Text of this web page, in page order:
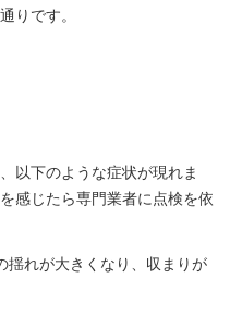
りです。
以下のような症状が現れま
感じたら専門業者に点検を依
揺れが大きくなり、収まりが